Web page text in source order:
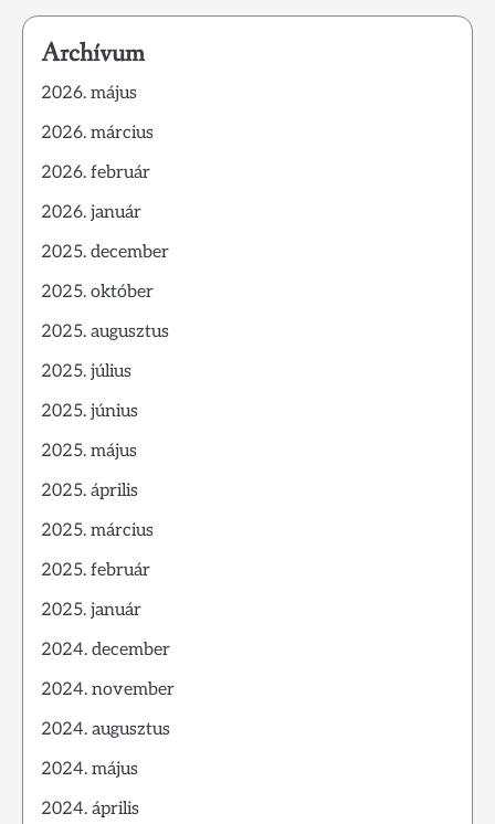
Archívum
2026. május
2026. március
2026. február
2026. január
2025. december
2025. október
2025. augusztus
2025. július
2025. június
2025. május
2025. április
2025. március
2025. február
2025. január
2024. december
2024. november
2024. augusztus
2024. május
2024. április